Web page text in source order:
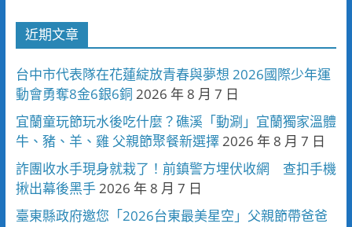
近期文章
台中市代表隊在花蓮綻放青春與夢想 2026國際少年運
動會勇奪8金6銀6銅 2026 年 8 月 7 日
宜蘭童玩節玩水後吃什麼？礁溪「動涮」宜蘭獨家溫體
牛、豬、羊、雞 父親節聚餐新選擇2026 年 8 月 7 日
詐團收水手現身就栽了！前鎮警方埋伏收網 查扣手機
揪出幕後黑手2026 年 8 月 7 日
臺東縣政府邀您「2026台東最美星空」父親節帶爸爸